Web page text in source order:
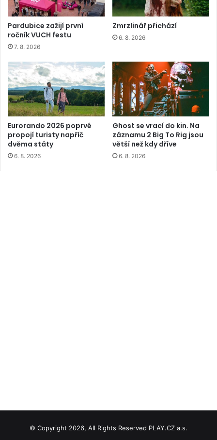
Pardubice zažijí první
ročník VUCH festu
7. 8. 2026
Zmrzlinář přichází
6. 8. 2026
Eurorando 2026 poprvé
propojí turisty napříč
dvěma státy
6. 8. 2026
Ghost se vrací do kin. Na
záznamu 2 Big To Rig jsou
větší než kdy dříve
6. 8. 2026
© Copyright 2026, All Rights Reserved PLAY.CZ a.s.